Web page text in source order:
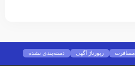
مسافرت رپورتاژ آگهی دسته‌بندی نشده